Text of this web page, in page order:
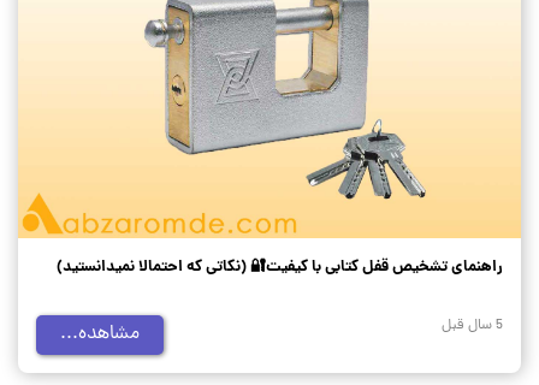
راهنمای تشخیص قفل کتابی با کیفیت🔐 (نکاتی که احتمالا نمیدانستید)
5 سال قبل مشاهده...